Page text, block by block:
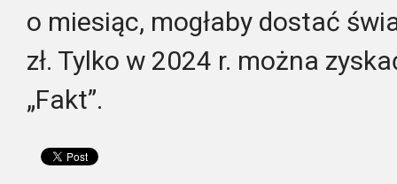
o miesiąc, mogłaby dostać
zł. Tylko w 2024 r. można
„Fakt”.